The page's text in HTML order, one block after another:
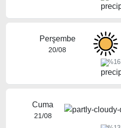
Perşembe
20/08
%16
Cuma
21/08